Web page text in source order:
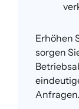
Erhöhen
sorgen
Anfragen.